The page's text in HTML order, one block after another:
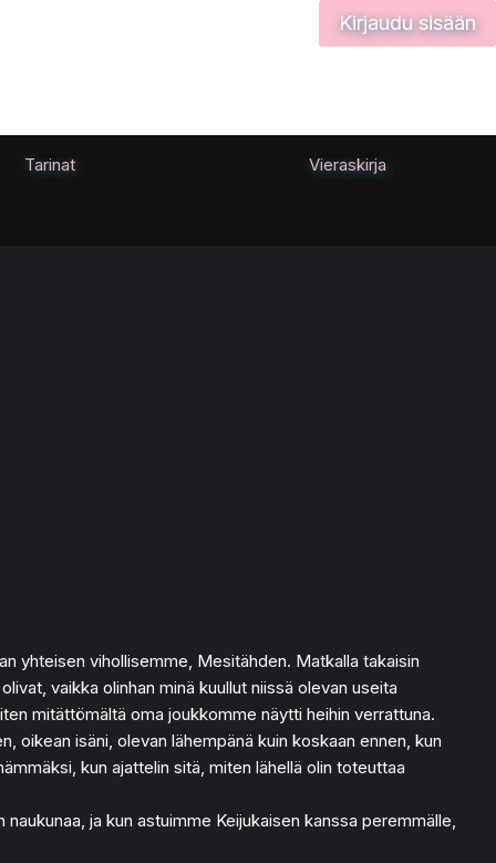
Kirjaudu sisään
Tarinat Vieraskirja
yhteisen vihollisemme, Mesitähden. Matkalla takaisin
vaikka olinhan minä kuullut niissä olevan useita
mitättömältä oma joukkomme näytti heihin verrattuna.
oikean isäni, olevan lähempänä kuin koskaan ennen, kun
kun ajattelin sitä, miten lähellä olin toteuttaa
ja kun astuimme Keijukaisen kanssa peremmälle,